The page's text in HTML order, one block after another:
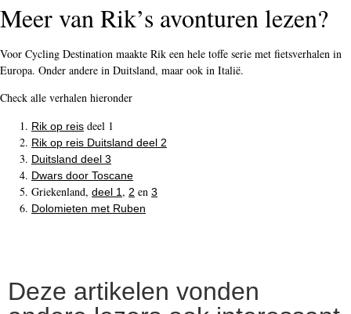
Meer van Rik’s avonturen lezen?
Voor Cycling Destination maakte Rik een hele toffe serie met fietsverhalen in
Europa. Onder andere in Duitsland, maar ook in Italië.
Check alle verhalen hieronder
Rik op reis deel 1
Rik op reis Duitsland deel 2
Duitsland deel 3
Dwars door Toscane
Griekenland, deel 1, 2 en 3
Dolomieten met Ruben
Deze artikelen vonden